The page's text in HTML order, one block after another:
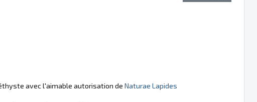
avec l'aimable autorisation de Naturae Lapides